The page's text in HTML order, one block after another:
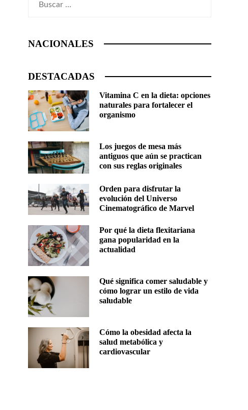
NACIONALES
DESTACADAS
Vitamina C en la dieta: opciones
naturales para fortalecer el
organismo
Los juegos de mesa más
antiguos que aún se practican
con sus reglas originales
Orden para disfrutar la
evolución del Universo
Cinematográfico de Marvel
Por qué la dieta flexitariana
gana popularidad en la
actualidad
Qué significa comer saludable y
cómo lograr un estilo de vida
saludable
Cómo la obesidad afecta la
salud metabólica y
cardiovascular